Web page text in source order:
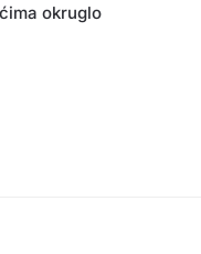
okruglo